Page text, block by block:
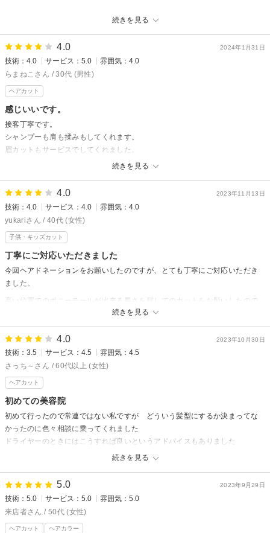
続きを見る
chill out 塚口本町店からの返信
いつもご来店ありがとうございます！
担当させて頂きました鵜川です。
直前のご予約でも大歓迎です(*^-^*)
お忙しい中ご来店ありがとうございます！
ケアのお話もさせて頂きましたが
また考えてみて下さい！
次回のご来店も心よりお待ちしております。
鵜川
2024年1月31日
4.0
技術：4.0 サービス：5.0
雰囲気：4.0
らまねこさん / 30代 (男性)
ヘアカット
感じいいです。
続きを見る
接客丁寧です。
シャンプーも肩も揉みもしてくれます。
眉カットもサービスでしてくれました。
技術者のセンスも良い感じです。
chill out 塚口本町店からの返信
らまねこ様
先日はご来店ありがとうございました。
担当させて頂きました鵜川です。
パーマを当てるために伸ばしていく整えカットでしたが
いかがでしたか？
頑張って伸ばしていきましょうね(*^-^*)
次回のご来店も心よりお待ちしております。
2023年11月13日
4.0
技術：4.0 サービス：4.0
雰囲気：4.0
yukariさん / 40代 (女性)
子供・キッズカット
丁寧にご対応いただきました
続きを見る
今回ヘアドネーションをお願いしたのですが、とても丁寧にご対応いただき
ました。
高い位置でのポニーテールが出来る長さを残してのカットをお願いしたので
すが、細かく調整しながら理想の形におさめてくださいました。
chill out 塚口本町店からの返信
yukariさん こんにちは！
先日もご来店いただきありがとうございました！
口コミの投稿もありがとうございます。
ヘアドネーション様にバッサリと切らせていただきましたが、
どうしても顔周りなどポニーテールに入らない部分が最初は出てきてしま
いますが、しばらくしたら落ち着いたりもすると思いますのでまた様子を
前薗
2023年10月30日
4.0
技術：3.5 サービス：4.5
雰囲気：4.5
さっち～さん / 60代以上 (女性)
ヘアカット
初めての美容院
続きを見る
初めて行ったので常連ではない私ですが どういう髪型にするか決まってな
かったのに色々相談に乗ってくれました
ドライヤーのときにはこうすれば良いというアドバイスもありました
家から近いし楽天ポイントつくし使えるしで 次回の予約もしました
chill out 塚口本町店からの返信
さっち～さん様
先日はご来店いただきありがとうございました。
担当させて頂いた貴島です。口コミ投稿もありがとうございます！
2023年9月29日
5.0
技術：5.0 サービス：5.0
雰囲気：5.0
来店者さん / 50代 (女性)
ヘアカット ヘアカラー